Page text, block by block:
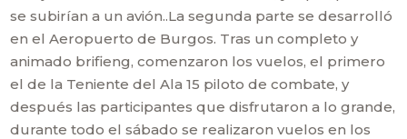
se subirían a un avión..La segunda parte se desarrolló
en el Aeropuerto de Burgos. Tras un completo y
animado brifieng, comenzaron los vuelos, el primero
el de la Teniente del Ala 15 piloto de combate, y
después las participantes que disfrutaron a lo grande,
durante todo el sábado se realizaron vuelos en los